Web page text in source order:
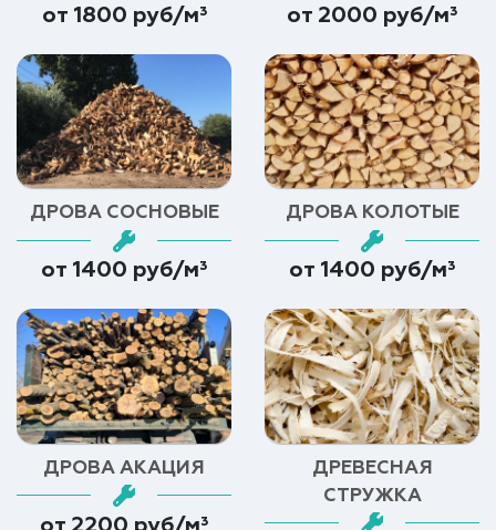
от 1800 руб/м³ от 2000 руб/м³
ДРОВА СОСНОВЫЕ
от 1400 руб/м³
ДРОВА КОЛОТЫЕ
от 1400 руб/м³
ДРОВА АКАЦИЯ
от 2200 руб/м³
ДРЕВЕСНАЯ
СТРУЖКА